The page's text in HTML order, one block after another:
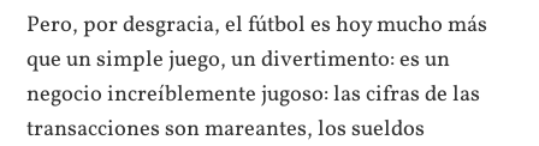
Pero, por desgracia, el fútbol es hoy mucho más
que un simple juego, un divertimento: es un
negocio increíblemente jugoso: las cifras de las
transacciones son mareantes, los sueldos